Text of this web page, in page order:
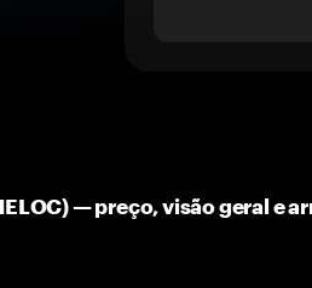
— preço, visão geral e